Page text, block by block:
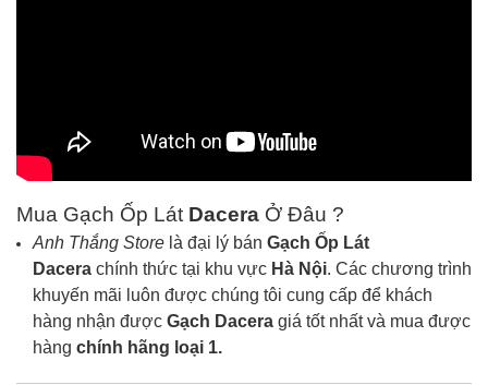
Mua Gạch Ốp Lát Dacera Ở Đâu ?
Anh Thắng Store là đại lý bán Gạch Ốp Lát
Dacera chính thức tại khu vực Hà Nội. Các chương trình
khuyến mãi luôn được chúng tôi cung cấp để khách
hàng nhận được Gạch Dacera giá tốt nhất và mua được
hàng chính hãng loại 1.